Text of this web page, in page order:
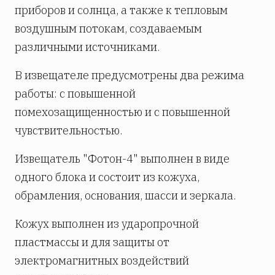
приборов и солнца, а также к тепловым
воздушным потокам, создаваемым
различными источниками.
В извещателе предусмотрены два режима
работы: с повышенной
помехозащищенностью и с повышенной
чувствительностью.
Извещатель "Фотон-4" выполнен в виде
одного блока и состоит из кожуха,
обрамления, основания, шасси и зеркала.
Кожух выполнен из ударопрочной
пластмассы и для защиты от
электромагнитных воздействий